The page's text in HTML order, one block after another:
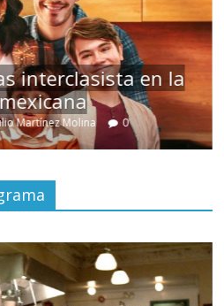
interclasista en la
Martínez Molina 0